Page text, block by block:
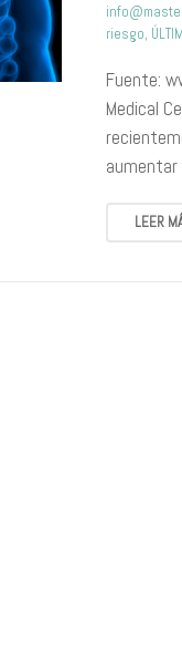
riesgo,
Fuente:
Medical
aumentar
LEER